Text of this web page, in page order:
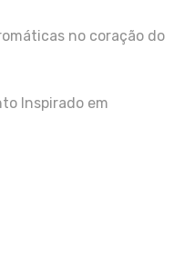
no coração do
Inspirado em